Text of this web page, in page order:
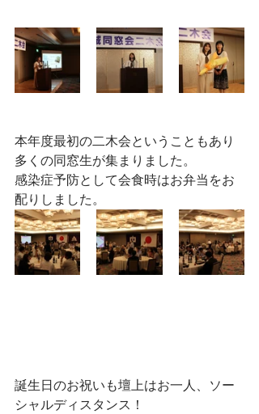
本年度最初の二木会ということもあり
多くの同窓生が集まりました。
感染症予防として会食時はお弁当をお
配りしました。
誕生日のお祝いも壇上はお一人、ソー
シャルディスタンス！